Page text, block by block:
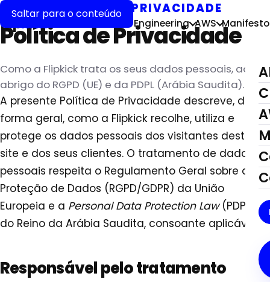
Saltar para o conteúdo
flipkick Cloud Engineering AWS
LEGAL ›POLÍTICA DE PRIVACIDADE
Política de Privacidade
Como a Flipkick trata os seus dados pessoais, ao
abrigo do RGPD (UE) e da PDPL (Arábia Saudita).
A presente Política de Privacidade descreve, de
forma geral, como a Flipkick recolhe, utiliza e
protege os dados pessoais dos visitantes deste
site e dos seus clientes. O tratamento de dados
pessoais respeita o Regulamento Geral sobre a
Proteção de Dados (RGPD/GDPR) da União
Europeia e a Personal Data Protection Law(PDPL)
do Reino da Arábia Saudita, consoante aplicável.
Responsável pelo tratamento